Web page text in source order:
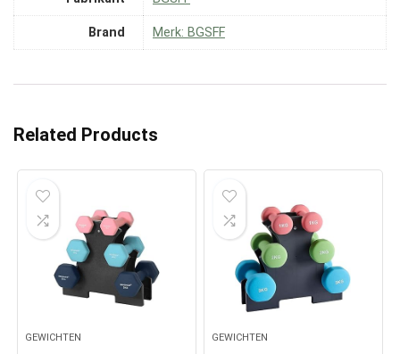
Brand Merk: BGSFF
Related Products
GEWICHTEN GEWICHTEN